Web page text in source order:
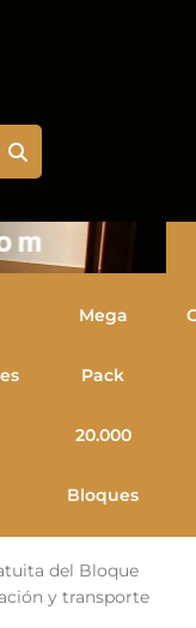
Mega
Pack
20.000
Bloques
del Bloque
y transporte